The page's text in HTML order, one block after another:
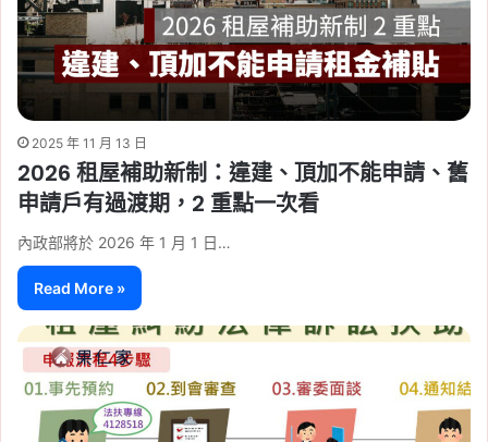
2025 年 11 月 13 日
2026 租屋補助新制：違建、頂加不能申請、舊
申請戶有過渡期，2 重點一次看
內政部將於 2026 年 1 月 1 日…
Read More »